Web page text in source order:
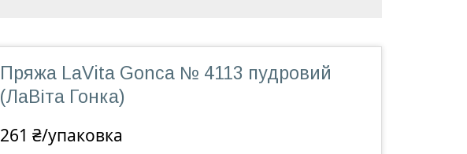
Пряжа LaVita Gonca № 4113 пудровий
(ЛаВіта Гонка)
261 ₴/упаковка